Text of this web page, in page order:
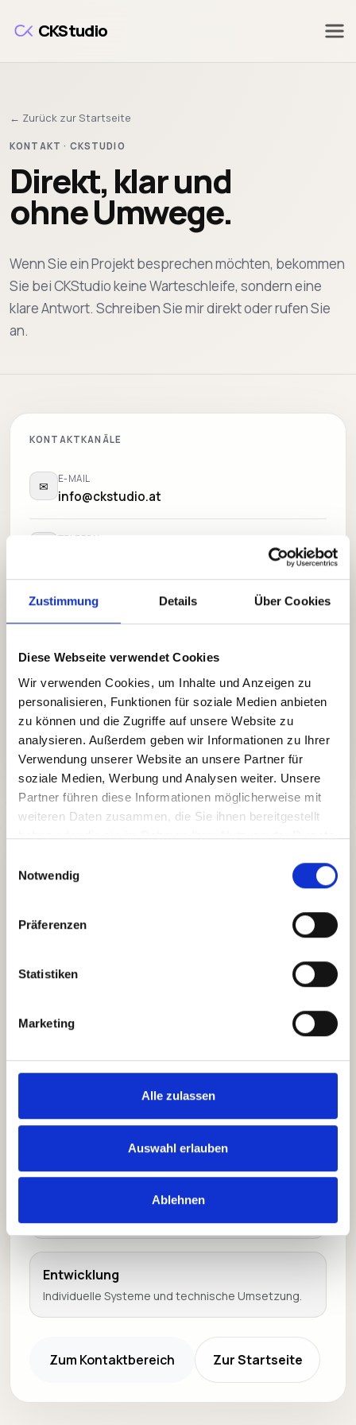
Zustimmung Details Über Cookies
Diese Webseite verwendet Cookies
Wir verwenden Cookies, um Inhalte und Anzeigen zu
personalisieren, Funktionen für soziale Medien anbieten
zu können und die Zugriffe auf unsere Website zu
analysieren. Außerdem geben wir Informationen zu Ihrer
Verwendung unserer Website an unsere Partner für
soziale Medien, Werbung und Analysen weiter. Unsere
Partner führen diese Informationen möglicherweise mit
weiteren Daten zusammen, die Sie ihnen bereitgestellt
haben oder die sie im Rahmen Ihrer Nutzung der Dienste
Notwendig
Präferenzen
Statistiken
Marketing
Alle zulassen
Auswahl erlauben
Ablehnen
Zum Hauptinhalt springen
CKStudio
← Zurück zur Startseite
KONTAKT · CKSTUDIO
Direkt, klar und
ohne Umwege.
Wenn Sie ein Projekt besprechen möchten, bekommen
Sie bei CKStudio keine Warteschleife, sondern eine
klare Antwort. Schreiben Sie mir direkt oder rufen Sie
an.
KONTAKTKANÄLE
✉ E-MAIL
info@ckstudio.at
TELEFON
◌ ADRESSE
⏱ ANTWORTZEIT
Innerhalb von 24 Stunden
E-Mail schreiben Anrufen
vorhaben.
Am schnellsten ist eine kurze Nachricht mit Ziel,
Umfang und Zeitrahmen. Dann kann ich Ihnen
Schritt aussieht.
Neuer Auftritt oder Redesign mit klarer Struktur.
SEO
Entwicklung
Individuelle Systeme und technische Umsetzung.
Zum Kontaktbereich Zur Startseite